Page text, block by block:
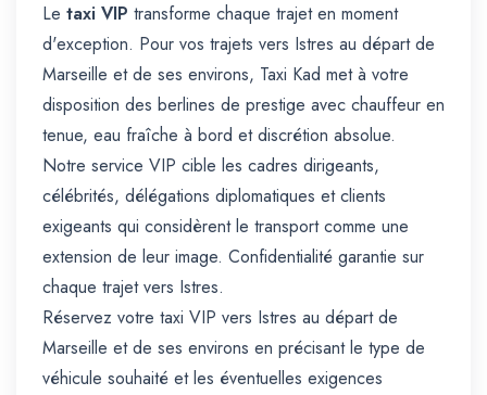
Le taxi VIP transforme chaque trajet en moment
d'exception. Pour vos trajets vers Istres au départ de
Marseille et de ses environs, Taxi Kad met à votre
disposition des berlines de prestige avec chauffeur en
tenue, eau fraîche à bord et discrétion absolue.
Notre service VIP cible les cadres dirigeants,
célébrités, délégations diplomatiques et clients
exigeants qui considèrent le transport comme une
extension de leur image. Confidentialité garantie sur
chaque trajet vers Istres.
Réservez votre taxi VIP vers Istres au départ de
Marseille et de ses environs en précisant le type de
véhicule souhaité et les éventuelles exigences